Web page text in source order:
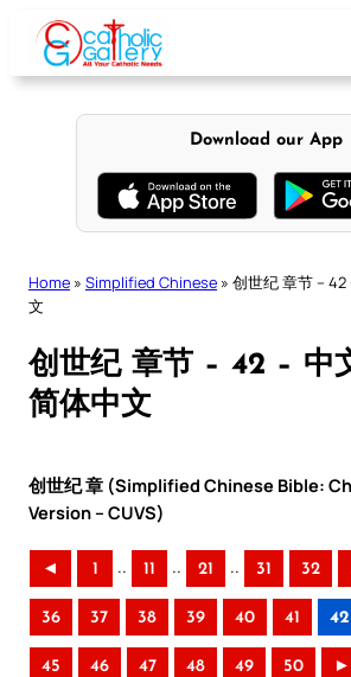
content
Download our App
Home » Simplified Chinese » 创世纪 章节 –
文
创世纪 章节 – 42 – 中
简体中文
创世纪 章 (Simplified Chinese Bible:
Version – CUVS)
◄ 1 .. 11 .. 21 .. 31 32
36 37 38 39 40 41 42
45 46 47 48 49 50 ►